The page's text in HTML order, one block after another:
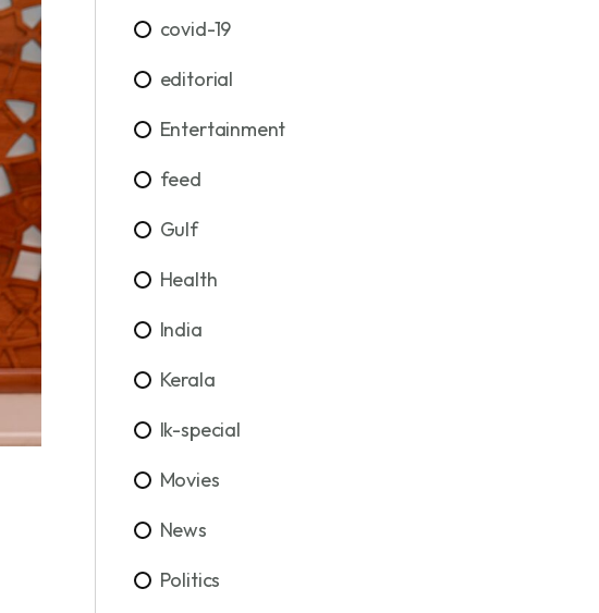
covid-19
editorial
Entertainment
feed
Gulf
Health
India
Kerala
lk-special
Movies
News
Politics